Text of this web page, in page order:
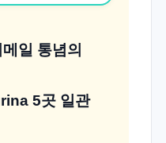
일 통념의
5곳 일관